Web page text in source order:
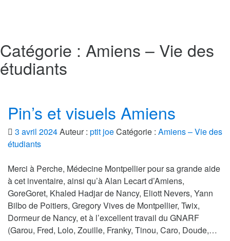
Catégorie : Amiens – Vie des
étudiants
Pin’s et visuels Amiens
3 avril 2024Auteur : ptit joeCatégorie : Amiens – Vie des
étudiants
Merci à Perche, Médecine Montpellier pour sa grande aide
à cet inventaire, ainsi qu’à Alan Lecart d’Amiens,
GoreGoret, Khaled Hadjar de Nancy, Eliott Nevers, Yann
Bilbo de Poitiers, Gregory Vives de Montpellier, Twix,
Dormeur de Nancy, et à l’excellent travail du GNARF
(Garou, Fred, Lolo, Zouille, Franky, Tinou, Caro, Doude,…